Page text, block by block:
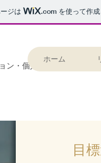
ジは .com を使って作
ン・個人向け講座
ホーム
目